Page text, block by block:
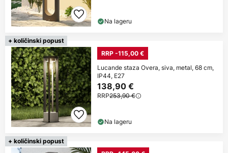
Na lageru
+ količinski popust
RRP -115,00 €
Lucande staza Overa, siva, metal, 68 cm,
IP44, E27
138,90 €
RRP253,90 €
Na lageru
+ količinski popust